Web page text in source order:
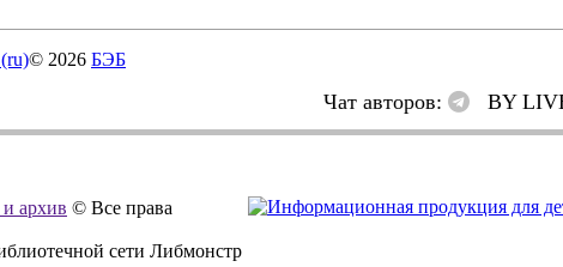
© 2026 БЭБ
Чат авторов: BY
архив © Все права
сети Либмонстр